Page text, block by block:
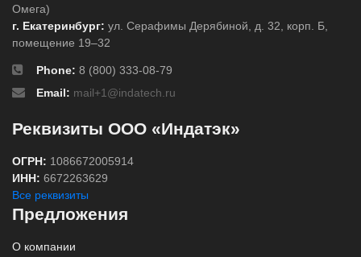
Омега)
г. Екатеринбург: ул. Серафимы Дерябиной, д. 32, корп. Б,
помещение 19–32
Phone: 8 (800) 333-08-79
Email: mail+1@indatech.ru
Реквизиты ООО «Индатэк»
ОГРН: 1086672005914
ИНН: 6672263629
Все реквизиты
Предложения
О компании